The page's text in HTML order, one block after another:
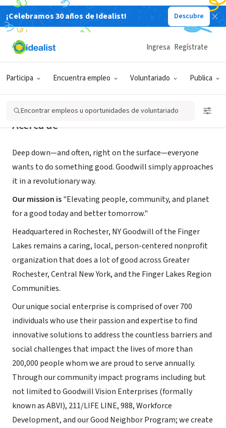
¡Celebramos 30 años de Idealist! Descubre
Participa Encuentra empleo Voluntariado Publica
Ingresa Regístrate
Encontrar empleos u oportunidades de voluntariado
ORGANIZACIÓN SIN FIN DE LUCRO
Goodwill of the Finger Lakes
Acerca de
Deep down—and often, right on the surface—everyone
wants to do something good. Goodwill simply approaches
it in a revolutionary way.
Our mission is"Elevating people, community, and planet
for a good today and better tomorrow."
Headquartered in Rochester, NY Goodwill of the Finger
Lakes remains a caring, local, person-centered nonprofit
organization that does a lot of good across Greater
Rochester, Central New York, and the Finger Lakes Region
Communities.
Our unique social enterprise is comprised of over 700
individuals who use their passion and expertise to find
innovative solutions to address the countless barriers and
social challenges that impact the lives of more than
200,000 people whom we are proud to serve annually.
Through our community impact programs including but
not limited to Goodwill Vision Enterprises (formally
known as ABVI), 211/LIFE LINE, 988, Workforce
Development, and our Good Neighbor Program; we create